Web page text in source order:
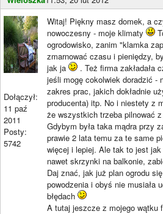
Dołączył:
11 paź
2011
Posty:
5742
Witaj! Piękny masz domek, a
nowoczesny - moje klimaty
ogrodowisko, zanim "klamka
zmarnować czasu i pieniędzy,
jak ja
. Też firma zakładała
jeśli mogę cokolwiek doradzić -
zakres prac, jakich dokładnie
producenta) itp. No i niestety z
że wszystkich trzeba pilnować
Gdybym była taka mądra przy
prawie 2 lata temu za te same
więcej i lepiej. Ale tak to jest
nawet skrzynki na balkonie,
Daj znać, jak już plan ogrodu
powodzenia i obyś nie musiała
błędach
A tutaj jeszcze z mojego wątku